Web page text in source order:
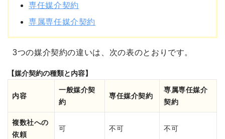
専任媒介契約
専属専任媒介契約
3つの媒介契約の違いは、次の表のとおりです。
【媒介契約の種類と内容】
内容
一般媒介契
約
専任媒介契約
専属専任媒介
契約
複数社への
依頼
可 不可 不可